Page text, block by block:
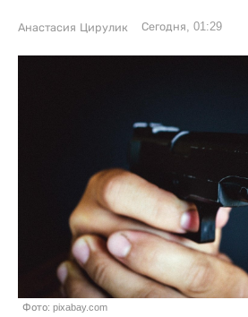
Анастасия Цирулик Сегодня, 01:29
Фото: pixabay.com